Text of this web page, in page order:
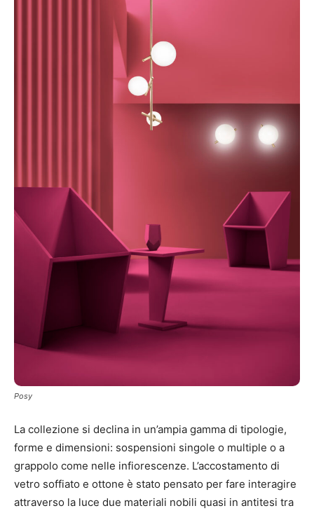
Posy
La collezione si declina in un’ampia gamma di tipologie,
forme e dimensioni: sospensioni singole o multiple o a
grappolo come nelle infiorescenze. L’accostamento di
vetro soffiato e ottone è stato pensato per fare interagire
attraverso la luce due materiali nobili quasi in antitesi tra